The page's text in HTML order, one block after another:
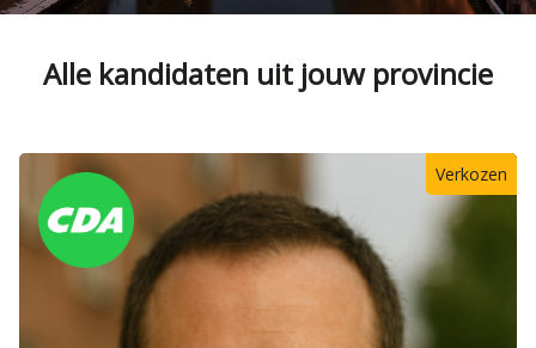
Alle kandidaten uit jouw provincie
Verkozen